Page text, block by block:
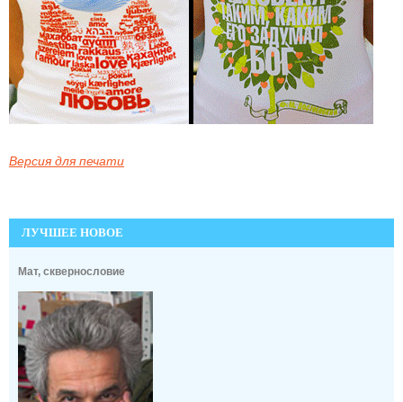
Версия для печати
ЛУЧШЕЕ НОВОЕ
Мат, сквернословие